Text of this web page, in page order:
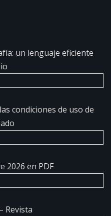
un lenguaje eficiente
condiciones de uso de
2026 en PDF
Revista